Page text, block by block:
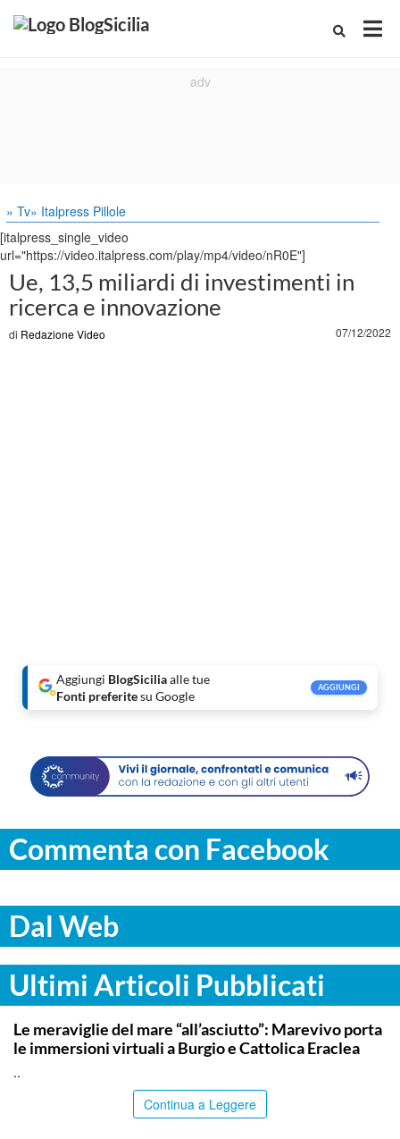
» Tv» Italpress Pillole
[italpress_single_video
url="https://video.italpress.com/play/mp4/video/nR0E"]
Ue, 13,5 miliardi di investimenti in
ricerca e innovazione
di Redazione Video 07/12/2022
Aggiungi BlogSiciliaalle tue
Fonti preferitesu Google
AGGIUNGI
Commenta con Facebook
Dal Web
Ultimi Articoli Pubblicati
COMMUNITY
Le meraviglie del mare “all’asciutto”: Marevivo porta
le immersioni virtuali a Burgio e Cattolica Eraclea
..
Continua a Leggere